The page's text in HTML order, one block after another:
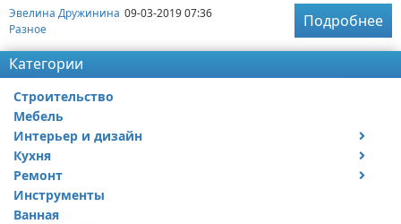
Эвелина Дружинина 09-03-2019 07:36
Разное
Подробнее
Категории
Строительство
Мебель
Интерьер и дизайн
Дизайн дачи
Дизайн квартиры
Кухня
Посуда
Ремонт
Ремонт дачи
Ремонт квартиры
Инструменты
Ванная